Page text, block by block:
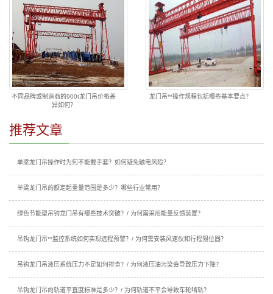
不同品牌或制造商的900t龙门吊价格差
异如何？
龙门吊**操作规程包括哪些基本要点？
推荐文章
单梁龙门吊操作时为何不能戴手套？如何避免触电风险？
单梁龙门吊的额定起重量范围是多少？哪些行业常用？
绿色节能型吊钩龙门吊有哪些技术突破？/ 为何需采用能量反馈装置？
吊钩龙门吊**监控系统如何实现远程预警？/ 为何需安装风速仪和行程限位器？
吊钩龙门吊液压系统压力不足如何排查？/ 为何液压油污染会导致压力下降？
吊钩龙门吊的轨道平直度标准是多少？/ 为何轨道不平会导致车轮啃轨？